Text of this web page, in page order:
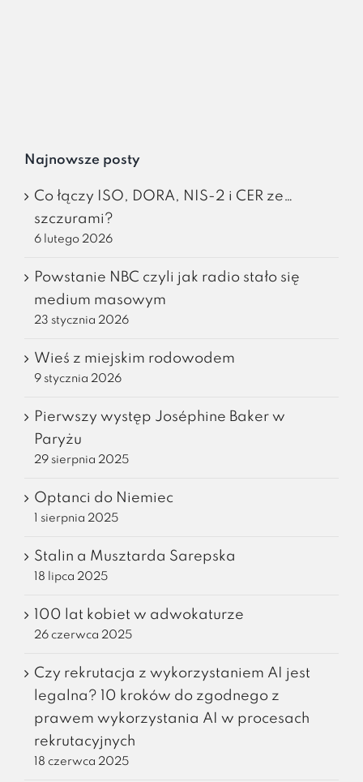
Najnowsze posty
Co łączy ISO, DORA, NIS-2 i CER ze…
szczurami?
6 lutego 2026
Powstanie NBC czyli jak radio stało się
medium masowym
23 stycznia 2026
Wieś z miejskim rodowodem
9 stycznia 2026
Pierwszy występ Joséphine Baker w
Paryżu
29 sierpnia 2025
Optanci do Niemiec
1 sierpnia 2025
Stalin a Musztarda Sarepska
18 lipca 2025
100 lat kobiet w adwokaturze
26 czerwca 2025
Czy rekrutacja z wykorzystaniem AI jest
legalna? 10 kroków do zgodnego z
prawem wykorzystania AI w procesach
rekrutacyjnych
18 czerwca 2025